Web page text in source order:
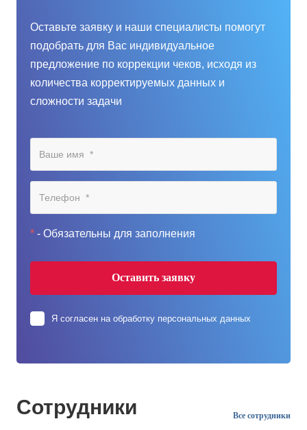
Оставьте заявку и наши специалисты помогут
подобрать для Вас индивидуальное
предложение по коррекции чеков, исходя из
количества корректируемых данных и
сложности задачи
* - Обязательны для заполнения
Я согласен на обработку персональных данных
Сотрудники Все сотрудники